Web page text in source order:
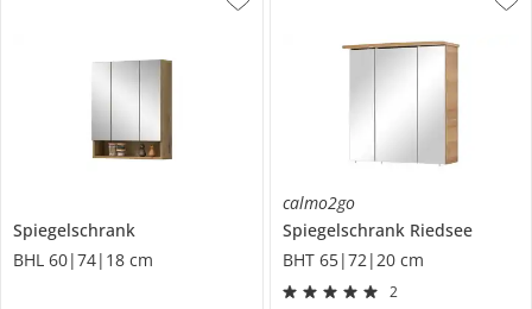
Spiegelschrank
BHL 60|74|18 cm
calmo2go
Spiegelschrank Riedsee
BHT 65|72|20 cm
2